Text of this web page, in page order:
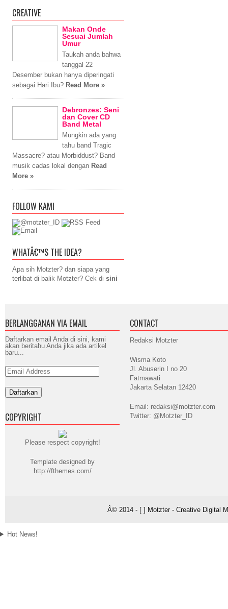
CREATIVE
Makan Onde
Sesuai Jumlah
Umur
Taukah anda bahwa
tanggal 22
Desember bukan hanya diperingati
sebagai Hari Ibu? Read More »
Debronzes: Seni
dan Cover CD
Band Metal
Mungkin ada yang
tahu band Tragic
Massacre? atau Morbiddust? Band
musik cadas lokal dengan Read
More »
FOLLOW KAMI
WHATÂ€™S THE IDEA?
Apa sih Motzter? dan siapa yang
terlibat di balik Motzter? Cek di sini
BERLANGGANAN VIA EMAIL
Daftarkan email Anda di sini, kami
akan beritahu Anda jika ada artikel
baru...
Email
Address
COPYRIGHT
Please respect copyright!
Template designed by
http://fthemes.com/
CONTACT
Redaksi Motzter
Wisma Koto
Jl. Abuserin I no 20
Fatmawati
Jakarta Selatan 12420
Email: redaksi@motzter.com
Twitter: @Motzter_ID
Â© 2014 - [ ] Motzter - Creative Digital
Hot News!